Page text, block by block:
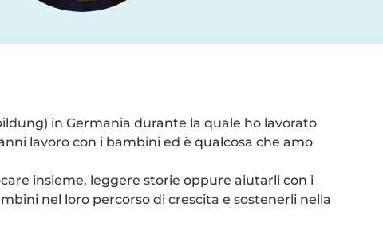
in Germania durante la quale ho lavorato
lavoro con i bambini ed è qualcosa che amo
insieme, leggere storie oppure aiutarli con i
nel loro percorso di crescita e sostenerli nella